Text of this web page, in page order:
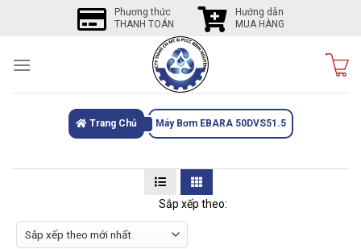
Phương thức
THANH TOÁN
Hướng dẫn
MUA HÀNG
Trang Chủ Máy Bơm EBARA 50DVS51.5
Sắp xếp theo: